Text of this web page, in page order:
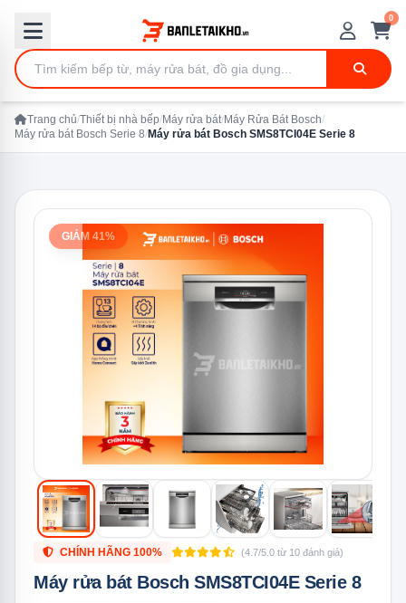
0
Trang chủ/Thiết bị nhà bếp/Máy rửa bát/Máy Rửa Bát Bosch/
Máy rửa bát Bosch Serie 8/Máy rửa bát Bosch SMS8TCI04E Serie 8
GIẢM 41%
CHÍNH HÃNG 100% (4.7/5.0 từ 10 đánh giá)
Máy rửa bát Bosch SMS8TCI04E Serie 8